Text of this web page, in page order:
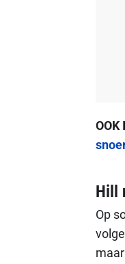
OOK
Hill
Op